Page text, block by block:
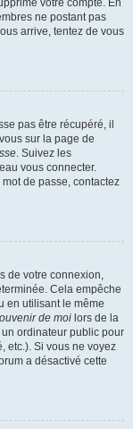
votre compte. En
ne postant pas
arrive, tentez de vous
pas être récupéré, il
sur la page de
. Suivez les
vous connecter.
de passe, contactez
de votre connexion,
Cela empêche
en utilisant le même
de moi lors de la
ordinateur public pour
etc.). Si vous ne voyez
a désactivé cette